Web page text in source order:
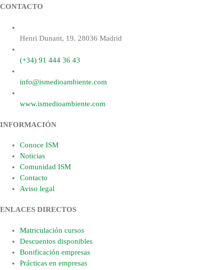
CONTACTO
Henri Dunant, 19. 28036 Madrid
(+34) 91 444 36 43
info@ismedioambiente.com
www.ismedioambiente.com
INFORMACIÓN
Conoce ISM
Noticias
Comunidad ISM
Contacto
Aviso legal
ENLACES DIRECTOS
Matriculación cursos
Descuentos disponibles
Bonificación empresas
Prácticas en empresas